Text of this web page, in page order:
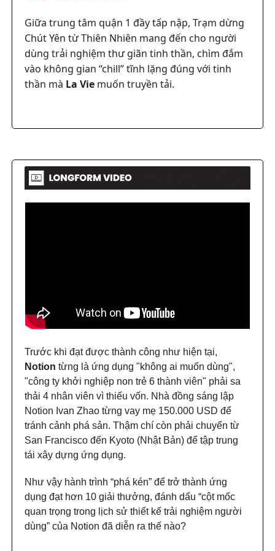
Giữa trung tâm quận 1 đầy tấp nập, Trạm dừng
Chút Yên từ Thiên Nhiên mang đến cho người
dùng trải nghiệm thư giãn tinh thần, chìm đắm
vào không gian “chill” tĩnh lặng đúng với tinh
thần mà La Vie muốn truyền tải.
Trước khi đạt được thành công như hiện tại,
Notion từng là ứng dụng "không ai muốn dùng",
"công ty khởi nghiệp non trẻ 6 thành viên" phải sa
thải 4 nhân viên vì thiếu vốn. Nhà đồng sáng lập
Notion Ivan Zhao từng vay mẹ 150.000 USD để
tránh cảnh phá sản. Thậm chí còn phải chuyển từ
San Francisco đến Kyoto (Nhật Bản) để tập trung
tái xây dựng ứng dụng.
Như vậy hành trình “phá kén” để trở thành ứng
dụng đạt hơn 10 giải thưởng, đánh dấu “cột mốc
quan trọng trong lịch sử thiết kế trải nghiệm người
dùng” của Notion đã diễn ra thế nào?